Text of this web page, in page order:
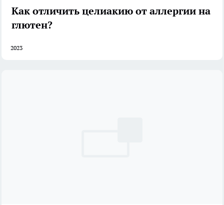
Как отличить целиакию от аллергии на
глютен?
2023